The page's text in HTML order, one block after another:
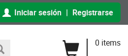
Iniciar sesión | Registrarse
0 items